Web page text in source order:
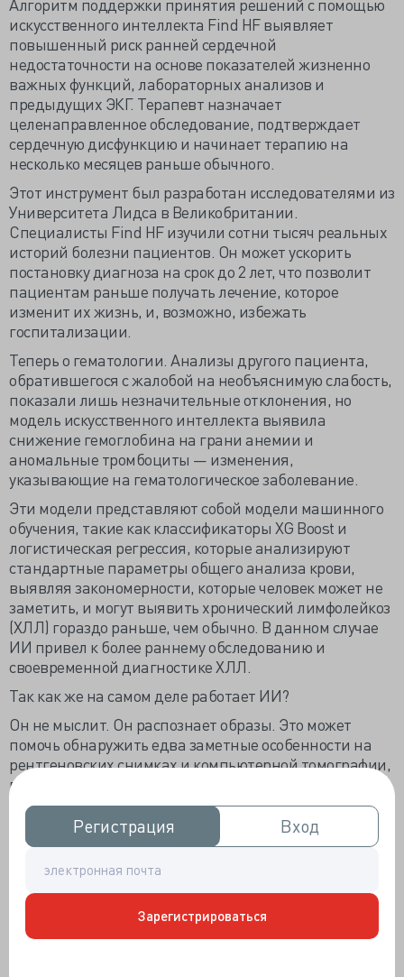
Регистрация
Регистрация Вход
Вход
Зарегистрироваться
искусственного интеллекта Find HF выявляет
повышенный риск ранней сердечной
недостаточности на основе показателей жизненно
важных функций, лабораторных анализов и
предыдущих ЭКГ. Терапевт назначает
целенаправленное обследование, подтверждает
сердечную дисфункцию и начинает терапию на
несколько месяцев раньше обычного.
Этот инструмент был разработан исследователями из
Университета Лидса в Великобритании.
Специалисты Find HF изучили сотни тысяч реальных
историй болезни пациентов. Он может ускорить
постановку диагноза на срок до 2 лет, что позволит
пациентам раньше получать лечение, которое
изменит их жизнь, и, возможно, избежать
госпитализации.
Теперь о гематологии. Анализы другого пациента,
обратившегося с жалобой на необъяснимую слабость,
показали лишь незначительные отклонения, но
модель искусственного интеллекта выявила
снижение гемоглобина на грани анемии и
аномальные тромбоциты — изменения,
указывающие на гематологическое заболевание.
Эти модели представляют собой модели машинного
обучения, такие как классификаторы XG Boost и
логистическая регрессия, которые анализируют
стандартные параметры общего анализа крови,
выявляя закономерности, которые человек может не
заметить, и могут выявить хронический лимфолейкоз
(ХЛЛ) гораздо раньше, чем обычно. В данном случае
ИИ привел к более раннему обследованию и
своевременной диагностике ХЛЛ.
Так как же на самом деле работает ИИ?
Он не мыслит. Он распознает образы. Это может
помочь обнаружить едва заметные особенности на
рентгеновских снимках и компьютерной томографии,
проанализировать уровни риска на основании
записей врача, прогнозировать ухудшение состояния,
распознавая тенденции в данных о состоянии
здоровья, и проводить сортировку с помощью средств
проверки симптомов и ботов.
Но даже хорошие инструменты все равно могут
Прежде чем следовать советам ИИ, задайте себе три